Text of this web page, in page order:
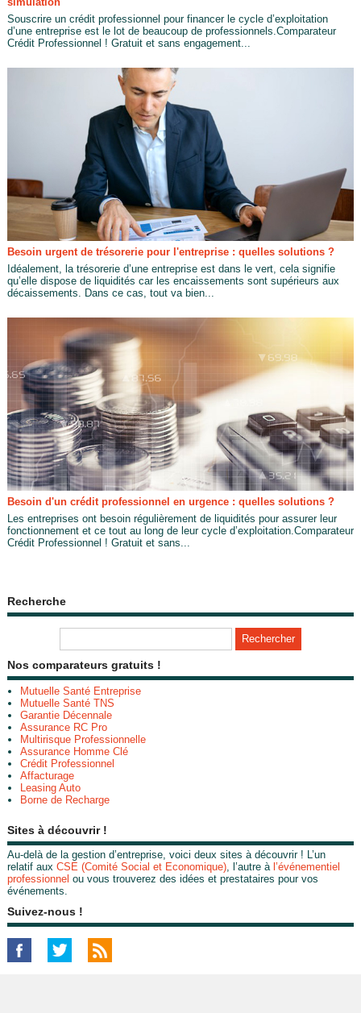
Souscrire un crédit professionnel pour financer le cycle d’exploitation
d’une entreprise est le lot de beaucoup de professionnels.Comparateur
Crédit Professionnel ! Gratuit et sans engagement...
Besoin urgent de trésorerie pour l'entreprise : quelles solutions ?
Idéalement, la trésorerie d’une entreprise est dans le vert, cela signifie
qu’elle dispose de liquidités car les encaissements sont supérieurs aux
décaissements. Dans ce cas, tout va bien...
Besoin d'un crédit professionnel en urgence : quelles solutions ?
Les entreprises ont besoin régulièrement de liquidités pour assurer leur
fonctionnement et ce tout au long de leur cycle d’exploitation.Comparateur
Crédit Professionnel ! Gratuit et sans...
Recherche
Nos comparateurs gratuits !
Mutuelle Santé Entreprise
Mutuelle Santé TNS
Garantie Décennale
Assurance RC Pro
Multirisque Professionnelle
Assurance Homme Clé
Crédit Professionnel
Affacturage
Leasing Auto
Borne de Recharge
Sites à découvrir !
Au-delà de la gestion d’entreprise, voici deux sites à découvrir ! L’un
relatif aux CSE (Comité Social et Economique), l’autre à l’événementiel
professionnel ou vous trouverez des idées et prestataires pour vos
événements.
Suivez-nous !